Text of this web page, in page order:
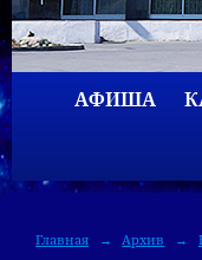
АФИША
Главная → Архив →